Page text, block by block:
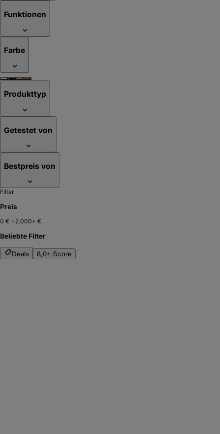
Funktionen
Farbe
Produkttyp
Getestet von
Bestpreis von
Filter
Preis
0 € – 2.000+ €
Beliebte Filter
Deals 8,0+ Score